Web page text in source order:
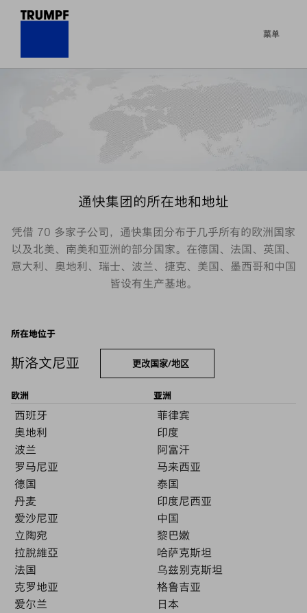
菜单
通快集团的所在地和地址
凭借 70 多家子公司，通快集团分布于几乎所有的欧洲国家
以及北美、南美和亚洲的部分国家。在德国、法国、英国、
意大利、奥地利、瑞士、波兰、捷克、美国、墨西哥和中国
皆设有生产基地。
所在地位于
斯洛文尼亚 更改国家/地区
欧洲
西班牙
奥地利
波兰
罗马尼亚
德国
丹麦
爱沙尼亚
立陶宛
拉脫維亞
法国
克罗地亚
爱尔兰
亚洲
菲律宾
印度
阿富汗
马来西亚
泰国
印度尼西亚
中国
黎巴嫩
哈萨克斯坦
乌兹别克斯坦
格鲁吉亚
日本